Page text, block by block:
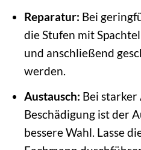
Reparatur: Bei
die Stufen mit
und anschließend
werden.
Austausch: Bei
Beschädigung ist der
bessere Wahl. Lasse